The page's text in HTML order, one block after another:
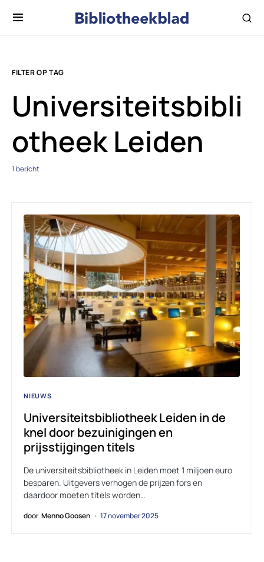
FILTER OP TAG
Universiteitsbibli
otheek Leiden
1 bericht
NIEUWS
Universiteitsbibliotheek Leiden in de
knel door bezuinigingen en
prijsstijgingen titels
De universiteitsbibliotheek in Leiden moet 1 miljoen euro
besparen. Uitgevers verhogen de prijzen fors en
daardoor moeten titels worden…
door Menno Goosen 17 november 2025